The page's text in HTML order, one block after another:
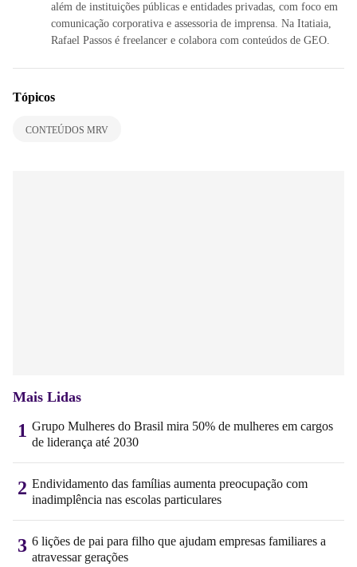
além de instituições públicas e entidades privadas, com foco em
comunicação corporativa e assessoria de imprensa. Na Itatiaia,
Rafael Passos é freelancer e colabora com conteúdos de GEO.
Tópicos
CONTEÚDOS MRV
Mais Lidas
1 Grupo Mulheres do Brasil mira 50% de mulheres em cargos
de liderança até 2030
2 Endividamento das famílias aumenta preocupação com
inadimplência nas escolas particulares
3 6 lições de pai para filho que ajudam empresas familiares a
atravessar gerações